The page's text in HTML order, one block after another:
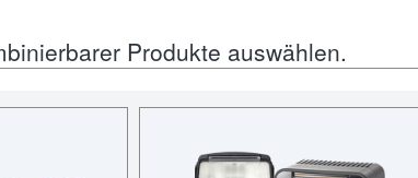
Produkte auswählen.